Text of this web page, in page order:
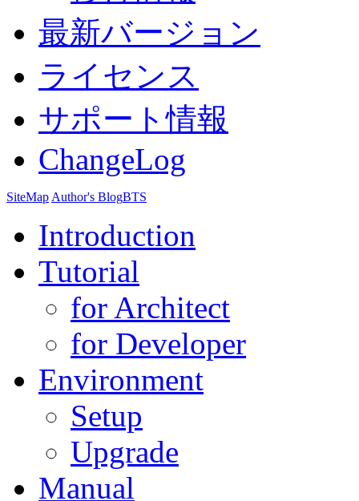
最新バージョン
ライセンス
サポート情報
ChangeLog
SiteMap Author's BlogBTS
Introduction
Tutorial
for Architect
for Developer
Environment
Setup
Upgrade
Manual